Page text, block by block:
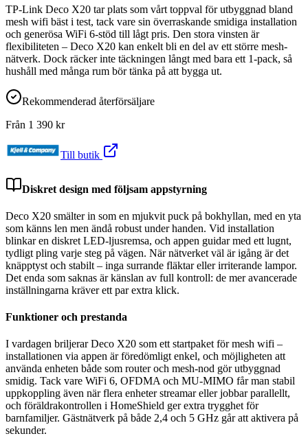
TP-Link Deco X20 tar plats som vårt toppval för utbyggnad bland
mesh wifi bäst i test, tack vare sin överraskande smidiga installation
och generösa WiFi 6-stöd till lågt pris. Den stora vinsten är
flexibiliteten – Deco X20 kan enkelt bli en del av ett större mesh-
nätverk. Dock räcker inte täckningen långt med bara ett 1-pack, så
hushåll med många rum bör tänka på att bygga ut.
Rekommenderad återförsäljare
Från 1 390 kr
Till butik
Diskret design med följsam appstyrning
Deco X20 smälter in som en mjukvit puck på bokhyllan, med en yta
som känns len men ändå robust under handen. Vid installation
blinkar en diskret LED-ljusremsa, och appen guidar med ett lugnt,
tydligt pling varje steg på vägen. När nätverket väl är igång är det
knäpptyst och stabilt – inga surrande fläktar eller irriterande lampor.
Det enda som saknas är känslan av full kontroll: de mer avancerade
inställningarna kräver ett par extra klick.
Funktioner och prestanda
I vardagen briljerar Deco X20 som ett startpaket för mesh wifi –
installationen via appen är föredömligt enkel, och möjligheten att
använda enheten både som router och mesh-nod gör utbyggnad
smidig. Tack vare WiFi 6, OFDMA och MU-MIMO får man stabil
uppkoppling även när flera enheter streamar eller jobbar parallellt,
och föräldrakontrollen i HomeShield ger extra trygghet för
barnfamiljer. Gästnätverk på både 2,4 och 5 GHz går att aktivera på
sekunder.